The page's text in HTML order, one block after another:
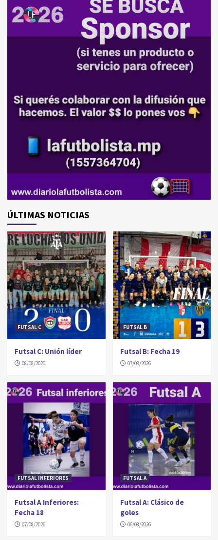
ÚLTIMAS NOTICIAS
FUTSAL C
Futsal C: Unión líder
08/08/2026
FUTSAL B
Futsal B: Fecha 19
07/08/2026
FUTSAL INFERIORES
Futsal A Inferiores:
Fecha 18
07/08/2026
FUTSAL A
Futsal A: Clásico de
goles
06/08/2026